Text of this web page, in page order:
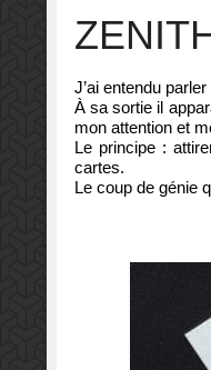
J’ai entendu parler
À sa sortie il
mon attention et
Le principe :
cartes.
Le coup de génie